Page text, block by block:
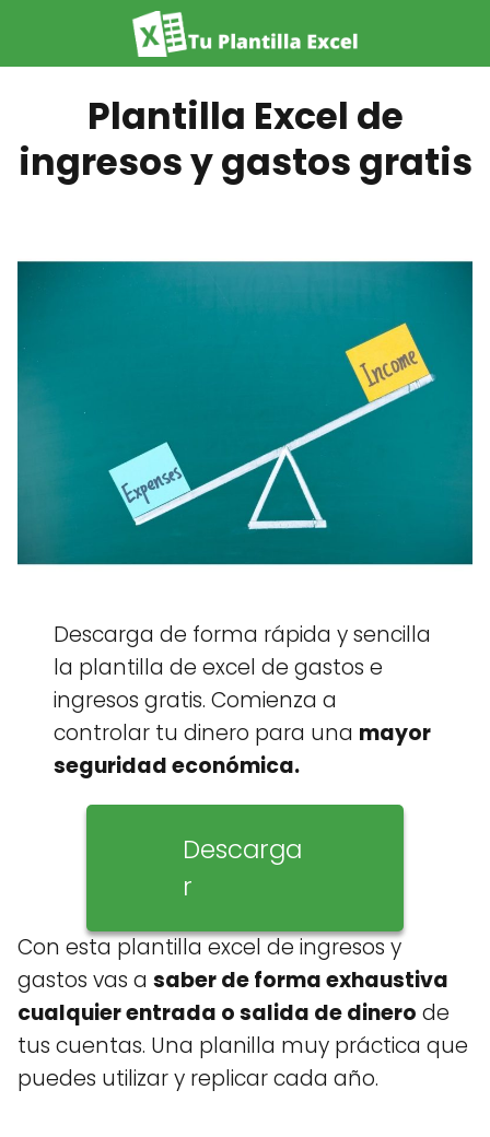
Plantilla Excel de
ingresos y gastos gratis
Descarga de forma rápida y sencilla
la plantilla de excel de gastos e
ingresos gratis. Comienza a
controlar tu dinero para una mayor
seguridad económica.
Descarga
r
Con esta plantilla excel de ingresos y
gastos vas a saber de forma exhaustiva
cualquier entrada o salida de dinero de
tus cuentas. Una planilla muy práctica que
puedes utilizar y replicar cada año.